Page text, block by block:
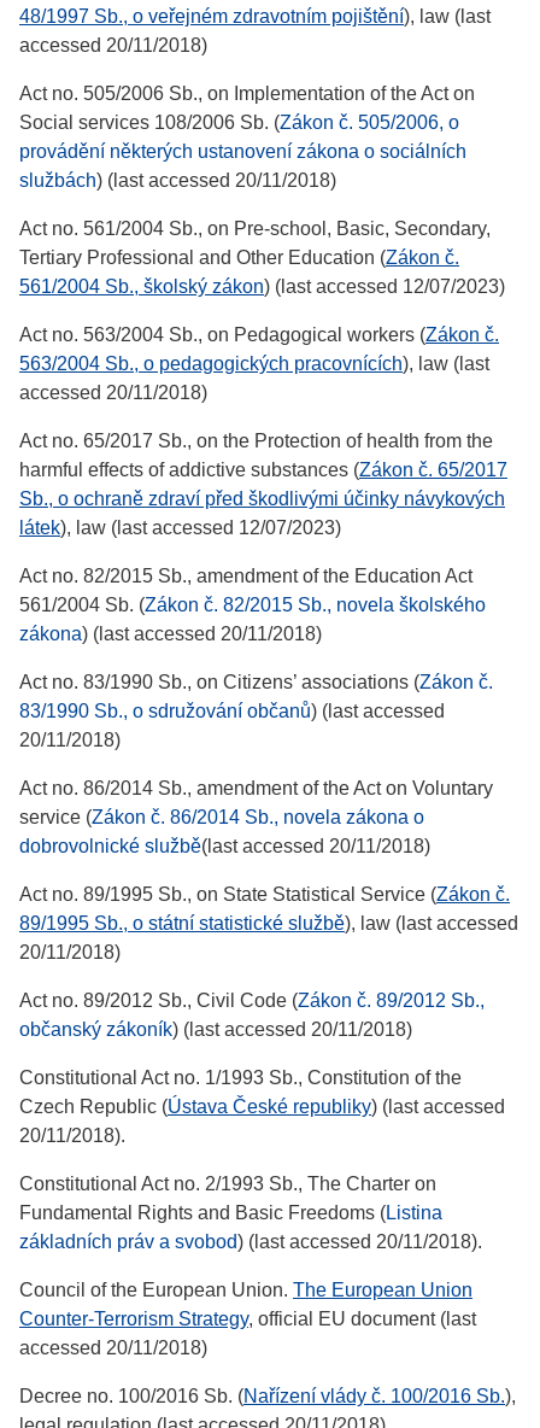
48/1997 Sb., o veřejném zdravotním pojištění), law (last
accessed 20/11/2018)
Act no. 505/2006 Sb., on Implementation of the Act on
Social services 108/2006 Sb. (Zákon č. 505/2006, o
provádění některých ustanovení zákona o sociálních
službách) (last accessed 20/11/2018)
Act no. 561/2004 Sb., on Pre-school, Basic, Secondary,
Tertiary Professional and Other Education (Zákon č.
561/2004 Sb., školský zákon) (last accessed 12/07/2023)
Act no. 563/2004 Sb., on Pedagogical workers (Zákon č.
563/2004 Sb., o pedagogických pracovnících), law (last
accessed 20/11/2018)
Act no. 65/2017 Sb., on the Protection of health from the
harmful effects of addictive substances (Zákon č. 65/2017
Sb., o ochraně zdraví před škodlivými účinky návykových
látek), law (last accessed 12/07/2023)
Act no. 82/2015 Sb., amendment of the Education Act
561/2004 Sb. (Zákon č. 82/2015 Sb., novela školského
zákona) (last accessed 20/11/2018)
Act no. 83/1990 Sb., on Citizens’ associations (Zákon č.
83/1990 Sb., o sdružování občanů) (last accessed
20/11/2018)
Act no. 86/2014 Sb., amendment of the Act on Voluntary
service (Zákon č. 86/2014 Sb., novela zákona o
dobrovolnické službě(last accessed 20/11/2018)
Act no. 89/1995 Sb., on State Statistical Service (Zákon č.
89/1995 Sb., o státní statistické službě), law (last accessed
20/11/2018)
Act no. 89/2012 Sb., Civil Code (Zákon č. 89/2012 Sb.,
občanský zákoník) (last accessed 20/11/2018)
Constitutional Act no. 1/1993 Sb., Constitution of the
Czech Republic (Ústava České republiky) (last accessed
20/11/2018).
Constitutional Act no. 2/1993 Sb., The Charter on
Fundamental Rights and Basic Freedoms (Listina
základních práv a svobod) (last accessed 20/11/2018).
Council of the European Union. The European Union
Counter-Terrorism Strategy, official EU document (last
accessed 20/11/2018)
Decree no. 100/2016 Sb. (Nařízení vlády č. 100/2016 Sb.),